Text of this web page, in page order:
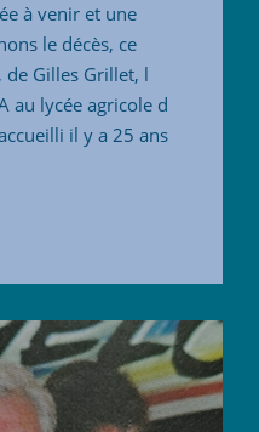
à venir et une
le décès, ce
Gilles Grillet, l
au lycée agricole d
il y a 25 ans